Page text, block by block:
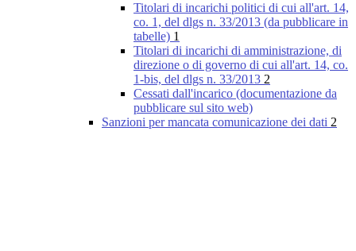
Titolari di incarichi politici di cui all'art. 14,
co. 1, del dlgs n. 33/2013 (da pubblicare in
tabelle) 1
Titolari di incarichi di amministrazione, di
direzione o di governo di cui all'art. 14, co.
1-bis, del dlgs n. 33/2013 2
Cessati dall'incarico (documentazione da
pubblicare sul sito web)
Sanzioni per mancata comunicazione dei dati 2